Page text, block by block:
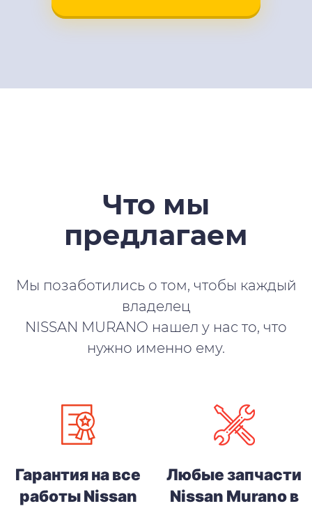
Что мы
предлагаем
Мы позаботились о том, чтобы каждый
владелец
NISSAN MURANO нашел у нас то, что
нужно именно ему.
Гарантия на все
работы Nissan
Любые запчасти
Nissan Murano в